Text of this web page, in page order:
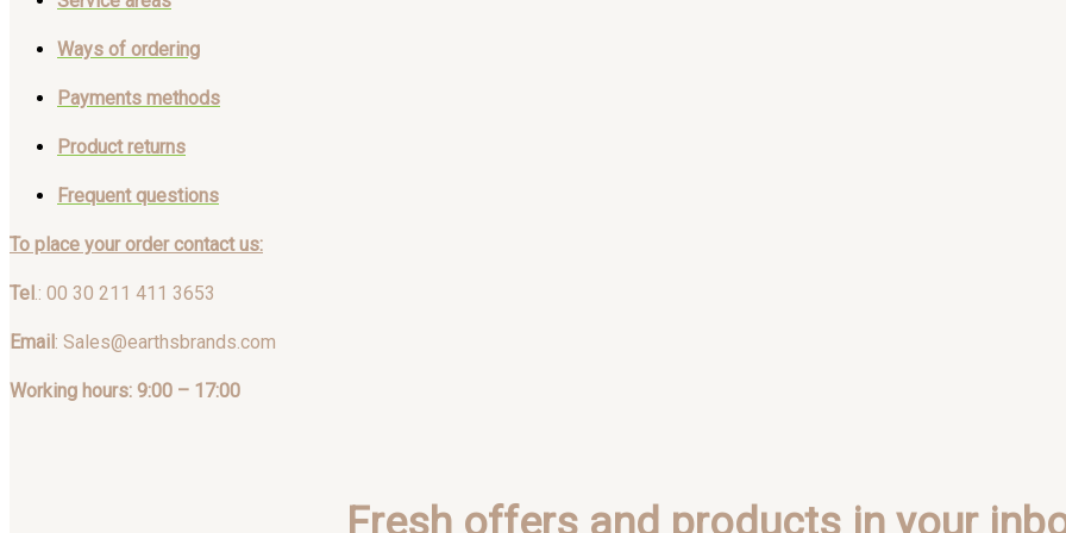
Ways of ordering
Payments methods
Product returns
Frequent questions
To place your order contact us:
Tel .: 00 30 211 411 3653
Email: Sales@earthsbrands.com
Working hours: 9:00 – 17:00
Fresh offers and products in your